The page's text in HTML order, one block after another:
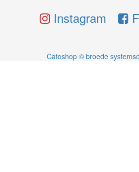
Instagram
Catoshop © broede